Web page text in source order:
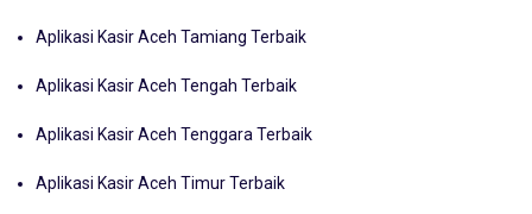
Aplikasi Kasir Aceh Tamiang Terbaik
Aplikasi Kasir Aceh Tengah Terbaik
Aplikasi Kasir Aceh Tenggara Terbaik
Aplikasi Kasir Aceh Timur Terbaik